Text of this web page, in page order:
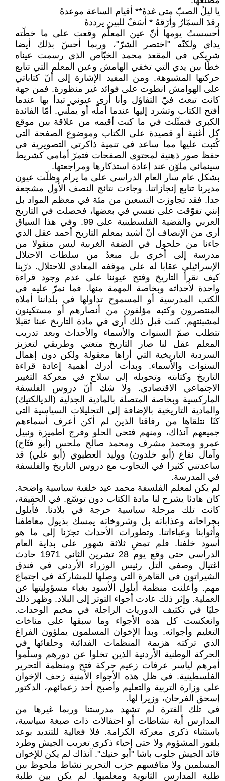
يا ليلُ الصبّ متى غدهُ** أقيام الساعة موعدهُ
رقدَ السمّارُ وأرّقهُ * أسَفٌ للبين يرددهُ
أحسستُ يومها أنّ عين المعلّم وقعت على ما خطّته
يداي ولكنّه "اختصر الشرّ"، وربما أحسّ بذلك أيضا
شريكي في المقعد محمد الخبّاص الذي رسمت عيناه
خطّا بين يدي التي تخفي الهامش وعين المعلم التي تتابع
حركتها المشبوهة. ومن المفيد الإشارة إلى أنّ كتاباتي
على الهوامش انطوت على فوائد غير منظورة. فمن جهة
كانت تبعث فيّ التفاؤل وأنا أرى عيوني تبدأ بها عندما
أفتح الكتاب وتشرد إليها عندما أملّه أو يملّني. أمّا الفائدة
الكبرى فتمثّلت في ما كنت أقيمه من علاقة بين موقع
كل أغنية أو قصيدة على الكتاب وموضوع الصفحة التي
كُتبت عليها مما ساعد في تنمية ذاكرتي التصويرية في
حفظ صور ذهنية لمحتوى الصفحات فتمرّ أمامي كشريط
سينمائي ملوّن عند إعادة استذكارها ومراجعتها.
بشكل عام سار العام الدراسي على ما يرام وظلّت عيون
مديرنا تتابع إنجازاتنا. وجاءت نتائج النصف الأول مشجعة
جدا. فقد تجاوزت التسعين من مئة في معظم المواد بل
إنني تفوّقت على نفسي في بعضها، فحصلت في التاريخ
العربي والقضية الفلسطينية على 99. وفي هذا السياق
أرى من الإنصاف أنْ أشيد بمعلم التاريخ أحمد عقل الذي
جاءنا من حلحول في الضفة الغربية ليس منقولا من
مدرسة إلى أخرى بل مبعدٌ من سلطات الاحتلال
الإسرائيلي عقابا له على موقفه المعادي للاحتلال. درّبنا
كيف نقرأ التاريخ وفتح عيوننا على عدم وجود قراءة
واحدة لأحداثه وبخاصة المهمة منها. فما نمرّ عليه في
الكتب المدرسية أو المسموح تداولها في بلداننا أملاه
المنتصرون وكتبه مؤلفون من أنصارهم أو مستكينون
لمشيئتهم. كنت قبل ذلك أرى في مادة التاريخ عبئا ثقيلا
تتطلب صمّ السنوات والأسماء والأحداث وبعد تدريب
المعلم عقل لنا صار التاريخ متعتي وطريقي لتعزيز
السردية التاريخية التي أراها معقولة ولكن دون إهمال
السنوات والأسماء. وبدأت أدرك أهمية إعادة قراءة
التاريخ وكتابته وتحويله إلى سلاح في معركة التغيير
الاجتماعي الاقتصادي. ولا شك أنّ دروس الفلسفة
الماركسية وبخاصة المتصلة بالمادية الجدلية (الديالكتيك)
والمادية التاريخية بالإضافة إلى التحليلات السياسية التي
كنّا نتلقاها من رفاقنا الذين لم أكن أعرف أسماءهم
جميعهم آنذاك، ومنهم فتحي الحلو وفرج اطميزة ونبيل
عمرو ومحمد مشرف ومحمد صالح ملحس (أبو فتّاح)
وآمال نفاع (أبو خلدون) ووليد العطيوي (أبو علي) قد
ساعدتني كثيرا في التجاوب مع دروس التاريخ والفلسفة
في المدرسة.
لم يكن لمعلم الفلسفة محمد عيد خلفية سياسية واضحة.
كان هادئا يشرح لنا مادة الكتاب دون توسّع. في الحقيقة،
كانت تلك مرحلة سياسية حرجة في بلادنا. فأيلول
بجراحاته وعذاباته بل وشروخاته يمسك بذيول معاطفنا
وأثوابنا وعباءاتنا. وتطورات الأحداث تجرّنا إلى ما هو
أسود خلفنا. فلم تمضِ ثلاثة شهور على بداية العام
الدراسي حتى وقع يوم 28 تشرين الثاني 1971 حادث
اغتيال وصفي التل رئيس الوزراء الأردني في فندق
الشيراتون في القاهرة التي وصلها للمشاركة في اجتماع
مهم. وأعلنت منظمة أيلول الأسود بغباء مسؤوليتها عن
العملية. وإثر ذلك عادت أجواء التوتر إلى البلاد. وظهر ذلك
جليّا في تكثيف الدوريات الراجلة في مخيم الوحدات.
وانعكست كل هذه الأجواء وما سبقها على مناخات
التعليم وأجوائه. وبدأ الإخوان المسلمون يملؤون الفراغ
الذي تركته هزيمة المنظمات الفدائية وحلفائها في
الحركة الوطنية الأردنية الذين تخلوا عن دورهم وسلّموا
أمرهم لياسر عرفات زعيم حركة فتح ومنظمة التحرير
الفلسطينية. في ظل هذه الأجواء الأمنية زحف الإخوان
على وزارة التربية والتعليم وأصبح أحد زعمائهم، الدكتور
إسحق الفرحان، وزيرا لها.
في تلك الفترة لم تشهد مدرستنا وربما غيرها من
المدارس أية نشاطات أو احتفالات ذات صبغة سياسية،
باستثناء ذكرى معركة الكرامة. فلا فعالية للتنديد بوعد
بلفور المشؤوم ولا حتى إحياء ذكرى تعريب الجيش وطرد
قائد الجيش جلوب باشا "أبو حنيك". آنذاك لم يكن للإخوان
المسلمين ولا منافسهم حزب التحرير نشاط ملحوظ بين
طلبة المدارس الثانوية ومعلميها. لم يكن بين طلبة